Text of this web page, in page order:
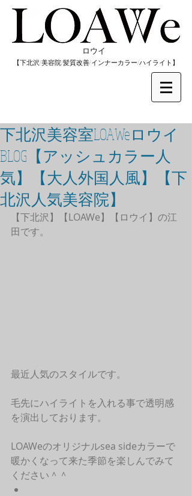
​ロウイ
​【下北沢/美容院/髪質改善/インナーカラー/​ハイライト】
下北沢美容室LOAWeロウイ
BLOG【アッシュカラー人
気】【大人外国人風】【下
北沢人気美容院】
【下北沢】【LOAWe】【ロウイ】の江
田です。
最近人気のスタイルです。
毛先にハイライトを入れる事で透明感
を演出しております。
LOAWeのオリジナルsea sideカラーで
暖かくなって来た季節を楽しんでみて
ください＾＾